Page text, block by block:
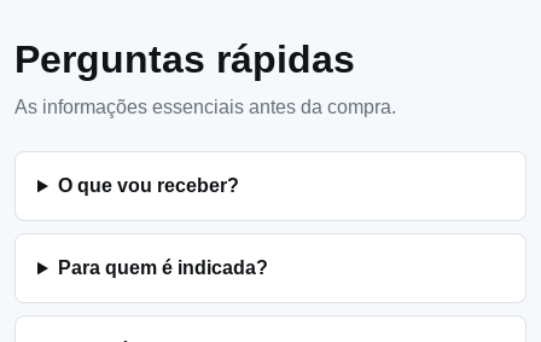
Perguntas rápidas
As informações essenciais antes da compra.
O que vou receber?
Para quem é indicada?